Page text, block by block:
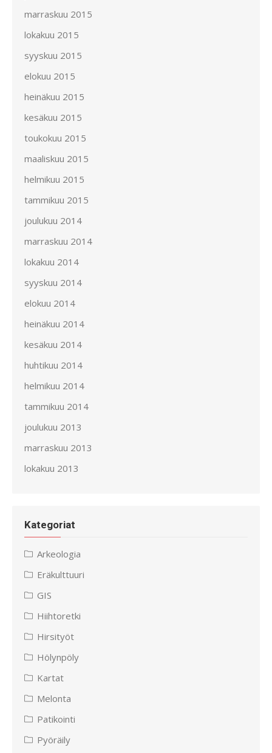
marraskuu 2015
lokakuu 2015
syyskuu 2015
elokuu 2015
heinäkuu 2015
kesäkuu 2015
toukokuu 2015
maaliskuu 2015
helmikuu 2015
tammikuu 2015
joulukuu 2014
marraskuu 2014
lokakuu 2014
syyskuu 2014
elokuu 2014
heinäkuu 2014
kesäkuu 2014
huhtikuu 2014
helmikuu 2014
tammikuu 2014
joulukuu 2013
marraskuu 2013
lokakuu 2013
Kategoriat
Arkeologia
Eräkulttuuri
GIS
Hiihtoretki
Hirsityöt
Hölynpöly
Kartat
Melonta
Patikointi
Pyöräily